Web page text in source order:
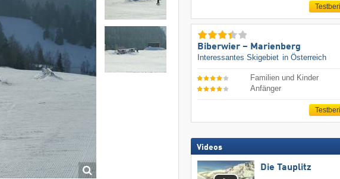
Biberwier – Marienberg
Interessantes Skigebiet in Österreich
Familien und Kinder
Anfänger
Videos
Die Tauplitz